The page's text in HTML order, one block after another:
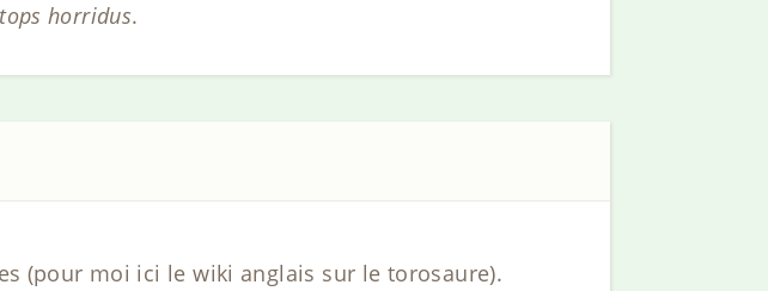
horridus.
(pour moi ici le wiki anglais sur le torosaure).